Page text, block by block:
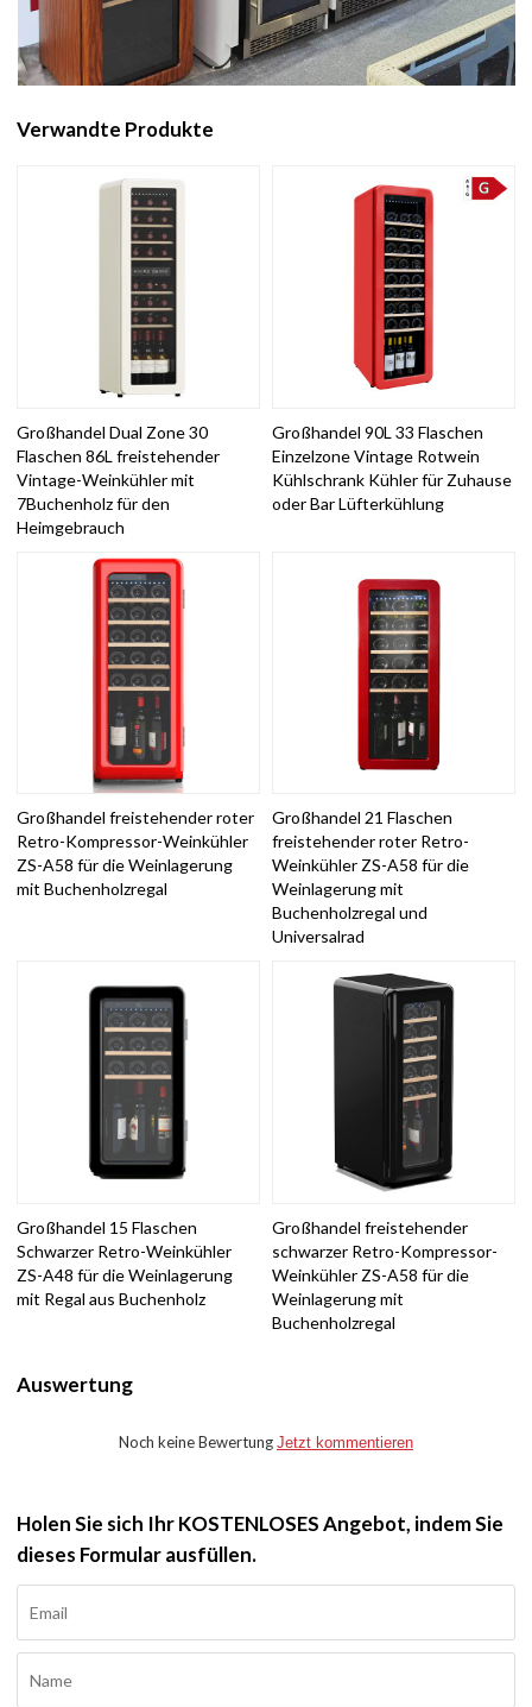
Verwandte Produkte
Großhandel Dual Zone 30
Flaschen 86L freistehender
Vintage-Weinkühler mit
7Buchenholz für den
Heimgebrauch
Großhandel 90L 33 Flaschen
Einzelzone Vintage Rotwein
Kühlschrank Kühler für Zuhause
oder Bar Lüfterkühlung
Großhandel freistehender roter
Retro-Kompressor-Weinkühler
ZS-A58 für die Weinlagerung
mit Buchenholzregal
Großhandel 21 Flaschen
freistehender roter Retro-
Weinkühler ZS-A58 für die
Weinlagerung mit
Buchenholzregal und
Universalrad
Großhandel 15 Flaschen
Schwarzer Retro-Weinkühler
ZS-A48 für die Weinlagerung
mit Regal aus Buchenholz
Großhandel freistehender
schwarzer Retro-Kompressor-
Weinkühler ZS-A58 für die
Weinlagerung mit
Buchenholzregal
Auswertung
Noch keine Bewertung Jetzt kommentieren
Holen Sie sich Ihr KOSTENLOSES Angebot, indem Sie
dieses Formular ausfüllen.